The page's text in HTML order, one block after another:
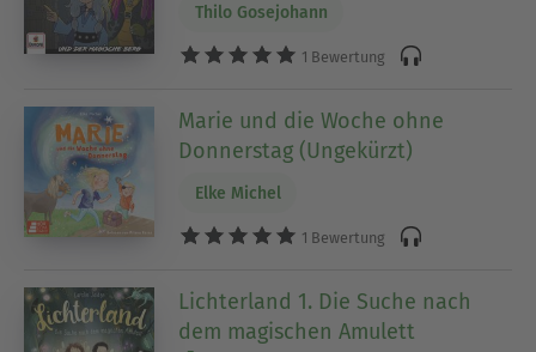
Thilo Gosejohann
1 Bewertung
Marie und die Woche ohne
Donnerstag (Ungekürzt)
Elke Michel
1 Bewertung
Lichterland 1. Die Suche nach
dem magischen Amulett